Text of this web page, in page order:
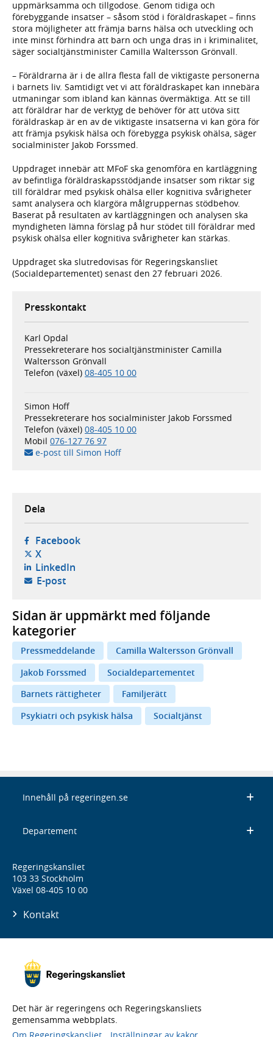
uppmärksamma och tillgodose. Genom tidiga och
förebyggande insatser – såsom stöd i föräldraskapet – finns
stora möjligheter att främja barns hälsa och utveckling och
inte minst förhindra att barn och unga dras in i kriminalitet,
säger socialtjänstminister Camilla Waltersson Grönvall.
– Föräldrarna är i de allra flesta fall de viktigaste personerna
i barnets liv. Samtidigt vet vi att föräldraskapet kan innebära
utmaningar som ibland kan kännas övermäktiga. Att se till
att föräldrar har de verktyg de behöver för att utöva sitt
föräldraskap är en av de viktigaste insatserna vi kan göra för
att främja psykisk hälsa och förebygga psykisk ohälsa, säger
socialminister Jakob Forssmed.
Uppdraget innebär att MFoF ska genomföra en kartläggning
av befintliga föräldraskapsstödjande insatser som riktar sig
till föräldrar med psykisk ohälsa eller kognitiva svårigheter
samt analysera och klargöra målgruppernas stödbehov.
Baserat på resultaten av kartläggningen och analysen ska
myndigheten lämna förslag på hur stödet till föräldrar med
psykisk ohälsa eller kognitiva svårigheter kan stärkas.
Uppdraget ska slutredovisas för Regeringskansliet
(Socialdepartementet) senast den 27 februari 2026.
Presskontakt
Karl Opdal
Pressekreterare hos socialtjänstminister Camilla
Waltersson Grönvall
Telefon (växel) 08-405 10 00
Simon Hoff
Pressekreterare hos socialminister Jakob Forssmed
Telefon (växel) 08-405 10 00
Mobil 076-127 76 97
e-post till Simon Hoff
Dela
Facebook- öppnas i ny flik, extern webbplats,
X- öppnas i ny flik, extern webbplats,
LinkedIn- öppnas i ny flik, extern webbplats,
E-post- öppnar din e-postklient,
Sidan är uppmärkt med följande
kategorier
Pressmeddelande
Camilla Waltersson Grönvall
Jakob Forssmed
Socialdepartementet
Barnets rättigheter
Familjerätt
Psykiatri och psykisk hälsa
Socialtjänst
Innehåll på regeringen.se
Departement
Regeringskansliet
103 33 Stockholm
Växel 08-405 10 00
Kontakt
Det här är regeringens och Regeringskansliets
gemensamma webbplats.